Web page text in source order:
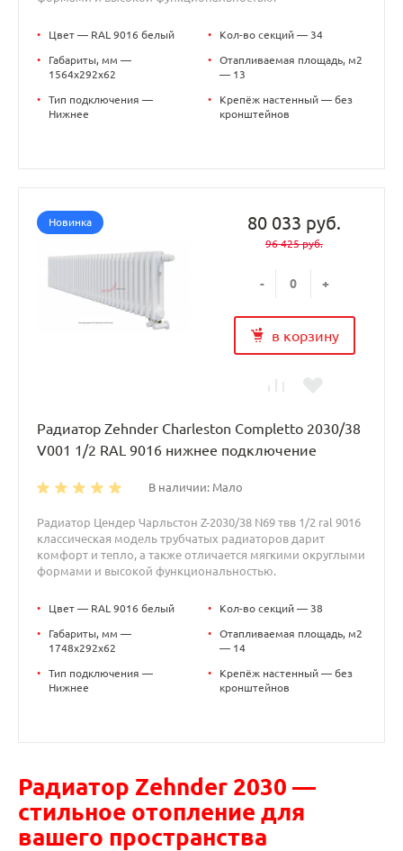
• Цвет — RAL 9016 белый
•
Габариты, мм —
1564x292x62
•
Тип подключения —
Нижнее
• Кол-во секций — 34
•
Отапливаемая площадь, м2
— 13
•
Крепёж настенный — без
кронштейнов
Новинка 80 033 руб.
96 425 руб.
- +
в корзину
Радиатор Zehnder Charleston Completto 2030/38
V001 1/2 RAL 9016 нижнее подключение
В наличии: Мало
Радиатор Цендер Чарльстон Z-2030/38 N69 твв 1/2 ral 9016
классическая модель трубчатых радиаторов дарит
комфорт и тепло, а также отличается мягкими округлыми
формами и высокой функциональностью.
• Цвет — RAL 9016 белый
•
Габариты, мм —
1748x292x62
•
Тип подключения —
Нижнее
• Кол-во секций — 38
•
Отапливаемая площадь, м2
— 14
•
Крепёж настенный — без
кронштейнов
Радиатор Zehnder 2030 —
стильное отопление для
вашего пространства